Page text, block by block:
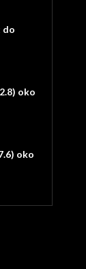
do
oko
oko